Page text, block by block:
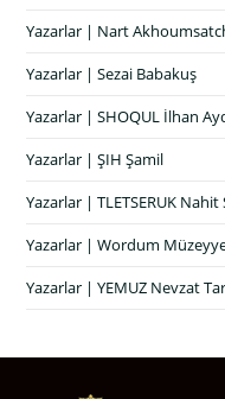
Yazarlar | Nart
Yazarlar | Sezai Babakuş
Yazarlar | SHOQUL İlhan
Yazarlar | ŞIH Şamil
Yazarlar | TLETSERUK Nahit
Yazarlar | Wordum
Yazarlar | YEMUZ Nevzat